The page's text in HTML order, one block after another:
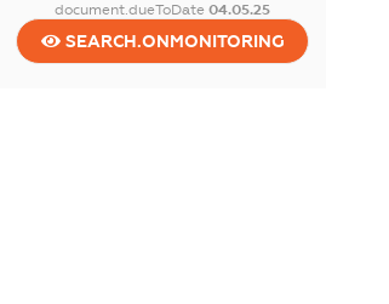
document.dueToDate04.05.25
SEARCH.ONMONITORING